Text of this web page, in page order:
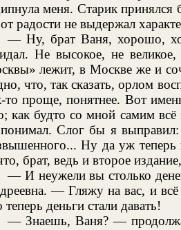
меня. Старик принялся
радости не выдержал
— Ну, брат Ваня, хорошо,
Не высокое, не
лежит, в Москве же и
что, так сказать, орлом
то проще, понятнее. Вот
как будто со мной самим
Слог бы я
Ну да уж теперь
брат, ведь и второе
— И неужели вы столько
— Гляжу на вас, и всё
теперь деньги стали давать!
— Знаешь, Ваня? —